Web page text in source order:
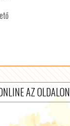
AZ OLDALON